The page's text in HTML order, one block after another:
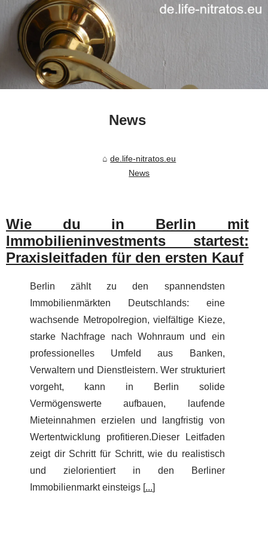
News
de.life-nitratos.eu
News
Wie du in Berlin mit
Immobilieninvestments startest:
Praxisleitfaden für den ersten Kauf
Berlin zählt zu den spannendsten
Immobilienmärkten Deutschlands: eine
wachsende Metropolregion, vielfältige Kieze,
starke Nachfrage nach Wohnraum und ein
professionelles Umfeld aus Banken,
Verwaltern und Dienstleistern. Wer strukturiert
vorgeht, kann in Berlin solide
Vermögenswerte aufbauen, laufende
Mieteinnahmen erzielen und langfristig von
Wertentwicklung profitieren.Dieser Leitfaden
zeigt dir Schritt für Schritt, wie du realistisch
und zielorientiert in den Berliner
Immobilienmarkt einsteigs [...]